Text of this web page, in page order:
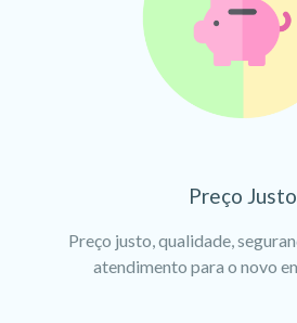
Preço Justo
Preço justo, qualidade,
atendimento para o novo